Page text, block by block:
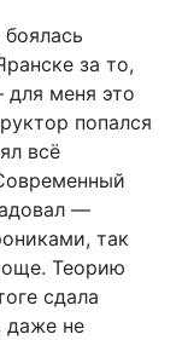
за то,
для меня это
попался
всё
—
так
Теорию
сдала
даже не